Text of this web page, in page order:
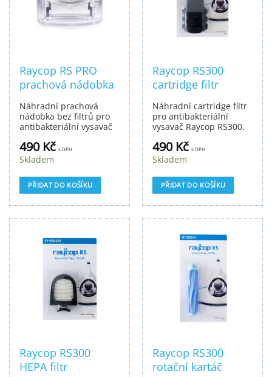
Raycop RS PRO
prachová nádobka
Náhradní prachová
nádobka bez filtrů pro
antibakteriální vysavač
obsahuje 1 ks.
490 Kč s DPH
Skladem
PŘIDAT DO KOŠÍKU
Raycop RS300
cartridge filtr
Náhradní cartridge filtr
pro antibakteriální
vysavač Raycop RS300.
490 Kč s DPH
Skladem
PŘIDAT DO KOŠÍKU
Raycop RS300
HEPA filtr
Raycop RS300
rotační kartáč